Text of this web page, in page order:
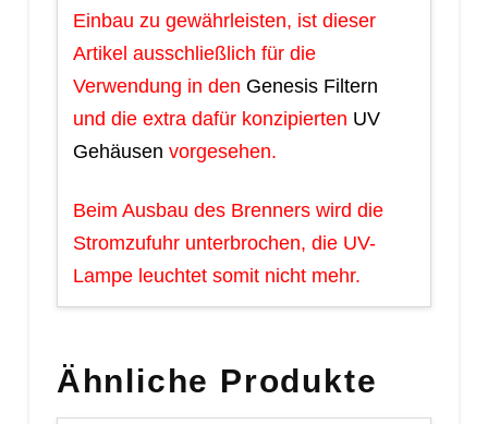
Einbau zu gewährleisten, ist dieser
Artikel ausschließlich für die
Verwendung in den Genesis Filtern
und die extra dafür konzipierten UV
Gehäusen vorgesehen.
Beim Ausbau des Brenners wird die
Stromzufuhr unterbrochen, die UV-
Lampe leuchtet somit nicht mehr.
Ähnliche Produkte